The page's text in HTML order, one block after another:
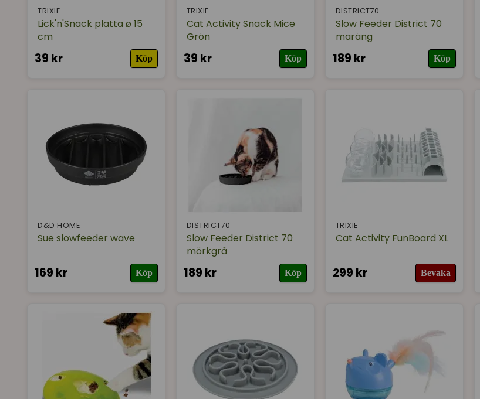
TRIXIE
Lick'n'Snack platta ø 15
cm
39 kr Köp
TRIXIE
Cat Activity Snack Mice
Grön
39 kr Köp
DISTRICT70
Slow Feeder District 70
maräng
189 kr Köp
D&D HOME
Sue slowfeeder wave
169 kr Köp
DISTRICT70
Slow Feeder District 70
mörkgrå
189 kr Köp
TRIXIE
Cat Activity FunBoard XL
299 kr Bevaka